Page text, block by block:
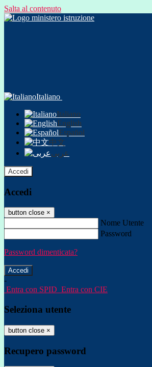
Salta al contenuto
Italiano
Italiano
English
Español
中文
عربى
Accedi
Accedi
button close ×
Nome Utente
Password
Password dimenticata?
-
Entra con SPID Entra con CIE
Seleziona utente
button close ×
Recupero password